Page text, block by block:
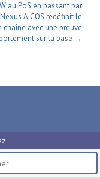
au PoS en passant par
AiCOS redéfinit le
chaîne avec une preuve
sur la base →